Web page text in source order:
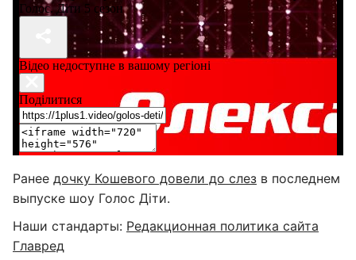
Ранее дочку Кошевого довели до слез в последнем
выпуске шоу Голос Діти.
Наши стандарты: Редакционная политика сайта
Главред